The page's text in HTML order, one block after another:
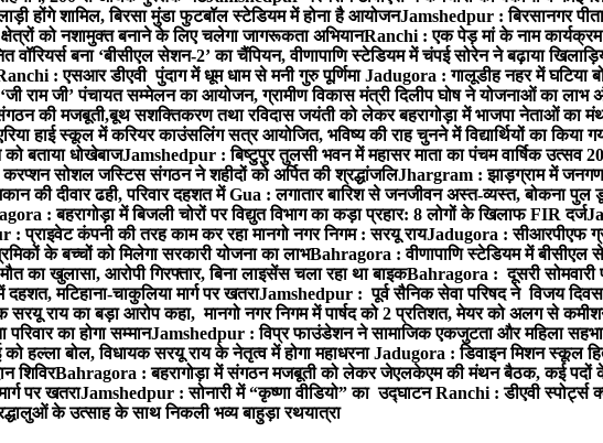
होंगे शामिल, बिरसा मुंडा फुटबॉल स्टेडियम में होना है आयोजनJamshedpur : बिरसानगर
को नशामुक्त बनाने के लिए चलेगा जागरूकता अभियानRanchi : एक पेड़ मां के नाम
बना ‘बीसीएल सेशन-2’ का चैंपियन, वीणापाणि स्टेडियम में चंपई सोरेन ने बढ़ाया
: एसआर डीएवी पुंदाग में धूम धाम से मनी गुरु पूर्णिमाJadugora : गालूडीह नहर में घटिया
राम जी’ पंचायत सम्मेलन का आयोजन, ग्रामीण विकास मंत्री दिलीप घोष ने योजनाओं का लाभ
की मजबूती,बूथ सशक्तिकरण तथा रविदास जयंती को लेकर बहरागोड़ा में भाजपा नेताओं का
हाई स्कूल में करियर काउंसलिंग सत्र आयोजित, भविष्य की राह चुनने में विद्यार्थियों का किया गया
बताया धोखेबाजJamshedpur : बिष्टुपुर तुलसी भवन में महासर माता का पंचम वार्षिक उत्सव 20
सोशल जस्टिस संगठन ने शहीदों को अर्पित की श्रद्धांजलिJhargram : झाड़ग्राम में
की दीवार ढही, परिवार दहशत मेंGua : लगातार बारिश से जनजीवन अस्त-व्यस्त, बोकना पुल
: बहरागोड़ा में बिजली चोरों पर विद्युत विभाग का कड़ा प्रहार: 8 लोगों के खिलाफ FIR दर्ज
: प्राइवेट कंपनी की तरह काम कर रहा मानगो नगर निगम : सरयू रायJadugora : सीआरपीएफ
के बच्चों को मिलेगा सरकारी योजना का लाभBahragora : वीणापाणि स्टेडियम में
का खुलासा, आरोपी गिरफ्तार, बिना लाइसेंस चला रहा था बाइकBahragora : दूसरी
मटिहाना-चाकुलिया मार्ग पर खतराJamshedpur : पूर्व सैनिक सेवा परिषद ने विजय दिवस
राय का बड़ा आरोप कहा, मानगो नगर निगम में पार्षद को 2 प्रतिशत, मेयर को अलग से
का होगा सम्मानJamshedpur : विप्र फाउंडेशन ने सामाजिक एकजुटता और महिला
हल्ला बोल, विधायक सरयू राय के नेतृत्व में होगा महाधरनाJadugora : डिवाइन मिशन स्कूल
शिविरBahragora : बहरागोड़ा में संगठन मजबूती को लेकर जेएलकेएम की मंथन बैठक, कई पदों
पर खतराJamshedpur : सोनारी में “कृष्णा वीडियो” का उद्घाटनRanchi : डीएवी स्पोर्ट्स
के उत्साह के साथ निकली भव्य बाहुड़ा रथयात्रा